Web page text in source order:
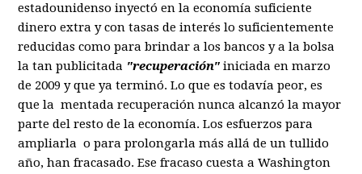
estadounidenso inyectó en la economía suficiente
dinero extra y con tasas de interés lo suficientemente
reducidas como para brindar a los bancos y a la bolsa
la tan publicitada "recuperación" iniciada en marzo
de 2009 y que ya terminó. Lo que es todavía peor, es
que la mentada recuperación nunca alcanzó la mayor
parte del resto de la economía. Los esfuerzos para
ampliarla o para prolongarla más allá de un tullido
año, han fracasado. Ese fracaso cuesta a Washington